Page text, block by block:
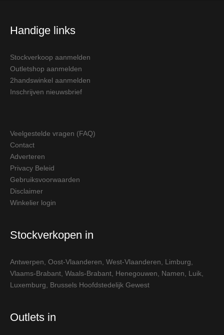
Handige links
Stockverkoop aanmelden
Outletshop aanmelden
2handswinkel aanmelden
Inschrijven nieuwsbrief
Veelgestelde vragen (FAQ)
Contact
Adverteren
Privacy Beleid
Gebruiksvoorwaarden
Disclaimer
Winkelier login
Stockverkopen in
Antwerpen Oost-Vlaanderen West-Vlaanderen Limburg
Vlaams-Brabant Waals-Brabant Henegouwen Namen Luik
Luxemburg
Brussels Hoofdstedelijk Gewest
Outlets in